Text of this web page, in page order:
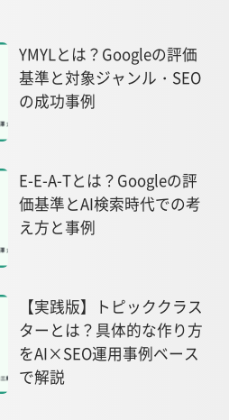
YMYLとは？Googleの評価
基準と対象ジャンル・SEO
の成功事例
E-E-A-Tとは？Googleの評
価基準とAI検索時代での考
え方と事例
【実践版】トピッククラス
ターとは？具体的な作り方
をAI×SEO運用事例ベース
で解説